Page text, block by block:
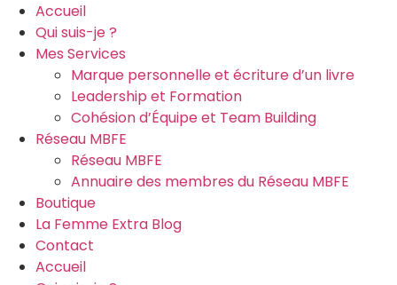
Accueil
Qui suis-je ?
Mes Services
Marque personnelle et écriture d’un livre
Leadership et Formation
Cohésion d’Équipe et Team Building
Réseau MBFE
Réseau MBFE
Annuaire des membres du Réseau MBFE
Boutique
La Femme Extra Blog
Contact
Accueil